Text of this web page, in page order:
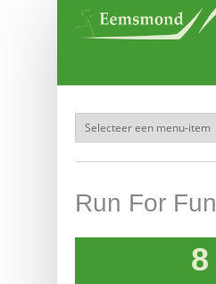
Overslaan en naar de inhoud gaan
Run For Fun
8